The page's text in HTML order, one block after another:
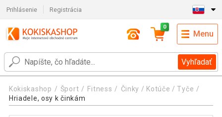
Prihlásenie Registrácia
Vyhľadať
0
Menu
Kokiskashop Šport Fitness
Činky / Kotúče / Tyče
Hriadele, osy k činkám